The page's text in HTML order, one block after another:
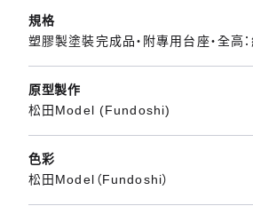
規格
塑膠製塗裝完成品・附專用台座・全高
原型製作
松田Model (Fundoshi)
色彩
松田Model（Fundoshi）